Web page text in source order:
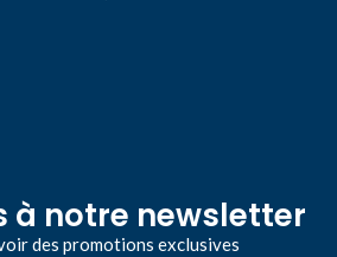
à notre newsletter
des promotions exclusives